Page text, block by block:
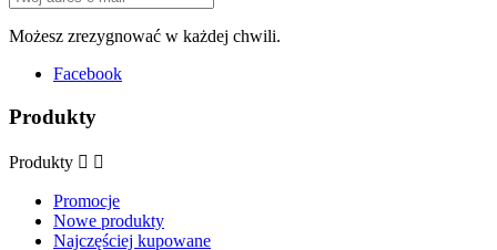
Możesz zrezygnować w każdej chwili.
Facebook
Produkty
Produkty  
Promocje
Nowe produkty
Najczęściej kupowane